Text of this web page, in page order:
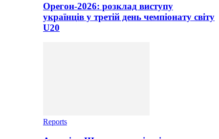
Орегон-2026: розклад виступу
українців у третій день чемпіонату світу
U20
Reports